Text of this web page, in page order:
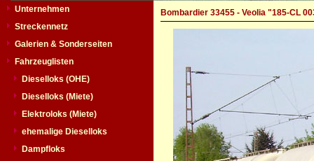
Unternehmen
Streckennetz
Galerien & Sonderseiten
Fahrzeuglisten
Dieselloks (OHE)
Dieselloks (Miete)
Elektroloks (Miete)
ehemalige Dieselloks
Dampfloks
Bombardier 33455 - Veolia "185-CL